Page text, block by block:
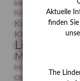
Integriertes
Kolosseum
Kunstmuseum
KUNSTWAND
Lindenau-
Museumspädagogik
Objekt im Fokus
Aktuelle
finden
The